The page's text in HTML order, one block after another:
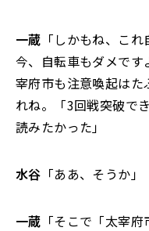
一蔵 「しかもね、こ
今、自転車もダメで
宰府市も注意喚起はた
れね。「3回戦突破で
読みたかった」
水谷 「ああ、そうか」
一蔵 「そこで「太宰